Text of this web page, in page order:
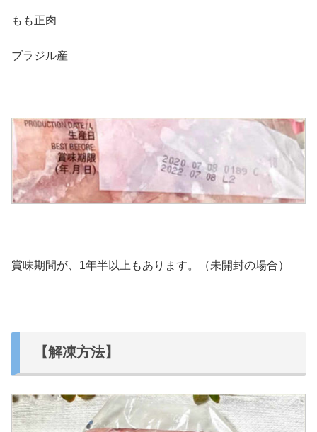
もも正肉
ブラジル産
賞味期間が、1年半以上もあります。（未開封の場合）
【解凍方法】